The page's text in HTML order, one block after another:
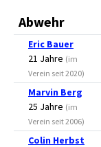
Abwehr
Eric Bauer
21 Jahre (im
Verein seit 2020)
Marvin Berg
25 Jahre (im
Verein seit 2006)
Colin Herbst